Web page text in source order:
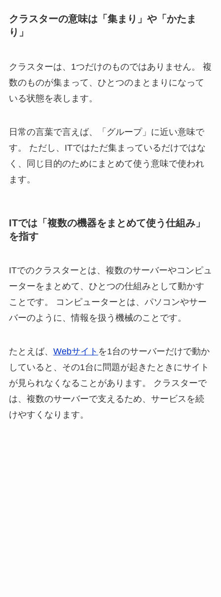
クラスターの意味は「集まり」や「かたま
り」
クラスターは、1つだけのものではありません。 複
数のものが集まって、ひとつのまとまりになって
いる状態を表します。
日常の言葉で言えば、「グループ」に近い意味で
す。 ただし、ITではただ集まっているだけではな
く、同じ目的のためにまとめて使う意味で使われ
ます。
ITでは「複数の機器をまとめて使う仕組み」
を指す
ITでのクラスターとは、複数のサーバーやコンピュ
ーターをまとめて、ひとつの仕組みとして動かす
ことです。 コンピューターとは、パソコンやサー
バーのように、情報を扱う機械のことです。
たとえば、 Webサイト を1台のサーバーだけで動か
していると、その1台に問題が起きたときにサイト
が見られなくなることがあります。 クラスターで
は、複数のサーバーで支えるため、サービスを続
けやすくなります。